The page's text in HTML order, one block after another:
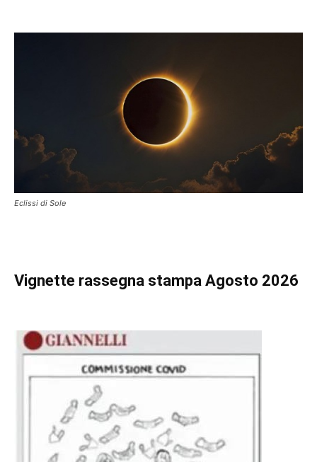
Eclissi di Sole
Vignette rassegna stampa Agosto 2026